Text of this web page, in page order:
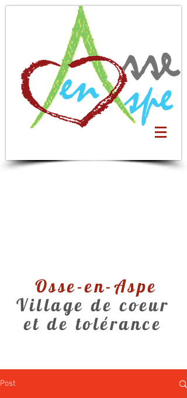
Osse-en-Aspe
Village de coeur
et de tolérance
Post